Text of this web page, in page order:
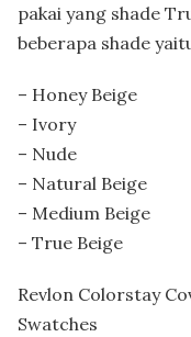
pakai yang shade
beberapa shade
– Honey Beige
– Ivory
– Nude
– Natural Beige
– Medium Beige
– True Beige
Revlon Colorstay
Swatches